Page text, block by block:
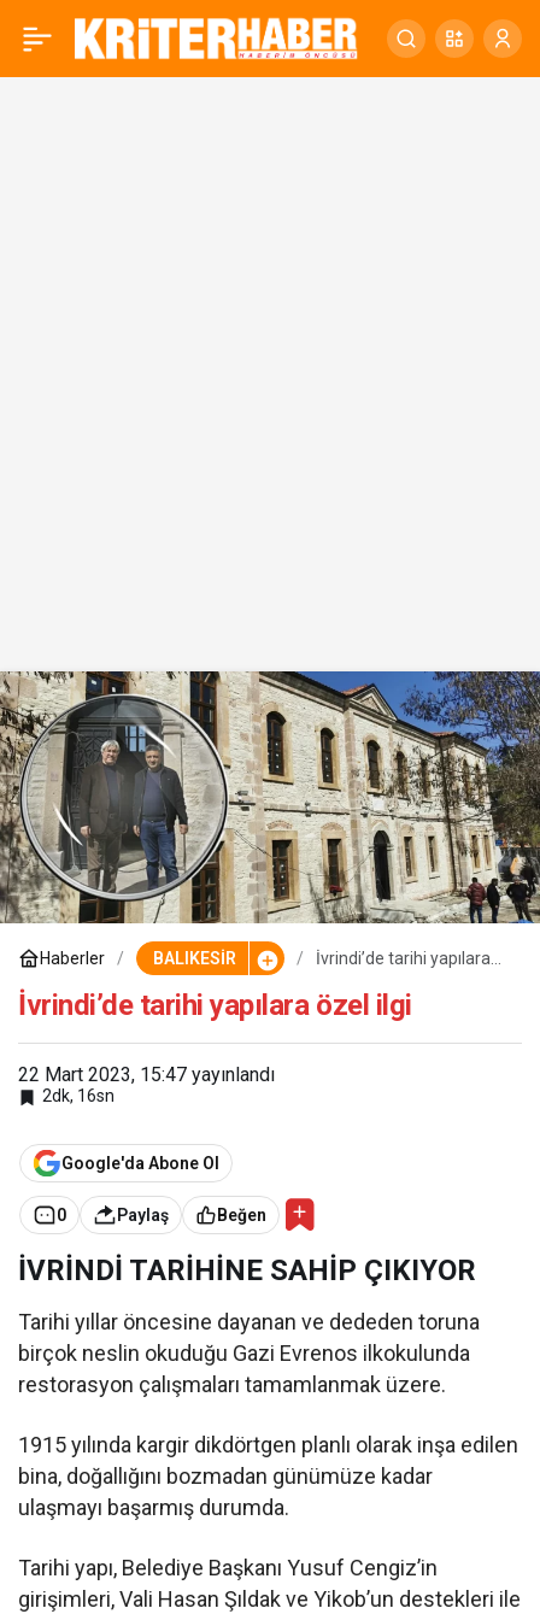
Haberler BALIKESİR
İvrindi’de tarihi yapılara
İvrindi’de tarihi yapılara özel ilgi
22 Mart 2023, 15:47 yayınlandı
2dk, 16sn
Google'da Abone Ol
0 Paylaş Beğen
İVRİNDİ TARİHİNE SAHİP ÇIKIYOR
Tarihi yıllar öncesine dayanan ve dededen toruna
birçok neslin okuduğu Gazi Evrenos ilkokulunda
restorasyon çalışmaları tamamlanmak üzere.
1915 yılında kargir dikdörtgen planlı olarak inşa edilen
bina, doğallığını bozmadan günümüze kadar
ulaşmayı başarmış durumda.
Tarihi yapı, Belediye Başkanı Yusuf Cengiz’in
girişimleri, Vali Hasan Şıldak ve Yikob’un destekleri ile
İvrindi’de tarihi yapılara 0